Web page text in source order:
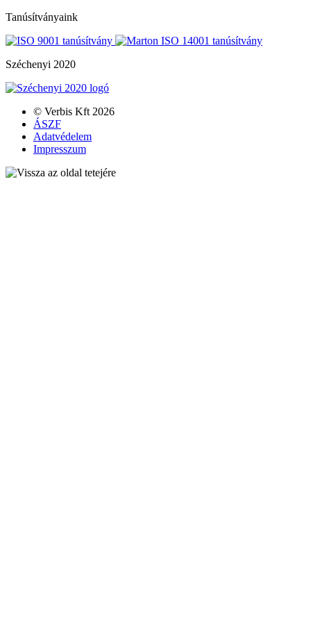
Tanúsítványaink
Széchenyi 2020
© Verbis Kft 2026
ÁSZF
Adatvédelem
Impresszum